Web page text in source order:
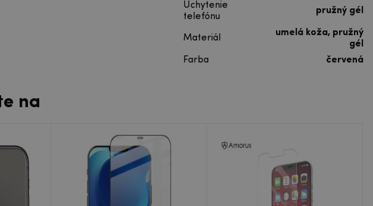
Uchytenie
telefónu
pružný gél
Materiál
umelá koža, pružný
gél
Farba
červená
na